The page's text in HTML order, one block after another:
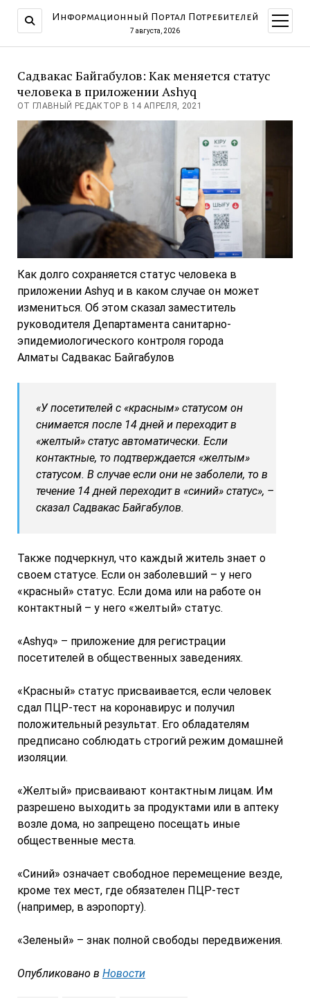
Информационный Портал Потребителей
7 августа, 2026
меню
Садвакас Байгабулов: Как меняется статус
человека в приложении Ashyq
ОТ ГЛАВНЫЙ РЕДАКТОР В 14 АПРЕЛЯ, 2021
Как долго сохраняется статус человека в
приложении Ashyq и в каком случае он может
измениться. Об этом сказал заместитель
руководителя Департамента санитарно-
эпидемиологического контроля города
Алматы Садвакас Байгабулов
«У посетителей с «красным» статусом он
снимается после 14 дней и переходит в
«желтый» статус автоматически. Если
контактные, то подтверждается «желтым»
статусом. В случае если они не заболели, то в
течение 14 дней переходит в «синий» статус», –
сказал Садвакас Байгабулов.
Также подчеркнул, что каждый житель знает о
своем статусе. Если он заболевший – у него
«красный» статус. Если дома или на работе он
контактный – у него «желтый» статус.
«Ashyq» – приложение для регистрации
посетителей в общественных заведениях.
«Красный» статус присваивается, если человек
сдал ПЦР-тест на коронавирус и получил
положительный результат. Его обладателям
предписано соблюдать строгий режим домашней
изоляции.
«Желтый» присваивают контактным лицам. Им
разрешено выходить за продуктами или в аптеку
возле дома, но запрещено посещать иные
общественные места.
«Синий» означает свободное перемещение везде,
кроме тех мест, где обязателен ПЦР-тест
(например, в аэропорту).
«Зеленый» – знак полной свободы передвижения.
Опубликовано в Новости